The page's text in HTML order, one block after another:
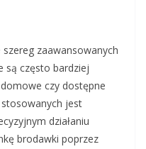
zaawansowanych
są często bardziej
czy dostępne
stosowanych jest
działaniu
brodawki poprzez